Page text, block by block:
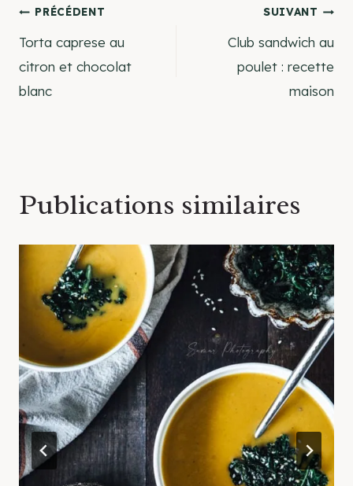
Navigation
de
l’article
PRÉCÉDENT
Torta caprese au
citron et chocolat
blanc
SUIVANT
Club sandwich au
poulet : recette
maison
Publications similaires